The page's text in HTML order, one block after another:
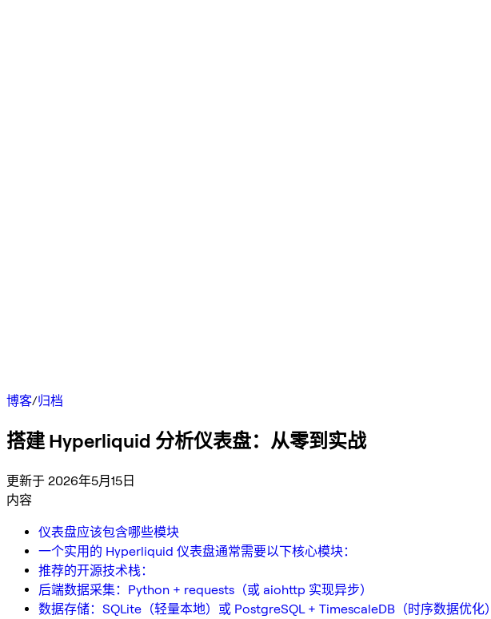
博客/归档
搭建 Hyperliquid 分析仪表盘：从零到实战
更新于 2026年5月15日
内容
仪表盘应该包含哪些模块
一个实用的 Hyperliquid 仪表盘通常需要以下核心模块：
推荐的开源技术栈：
后端数据采集：Python + requests（或 aiohttp 实现异步）
数据存储：SQLite（轻量本地）或 PostgreSQL + TimescaleDB（时序数据优化）